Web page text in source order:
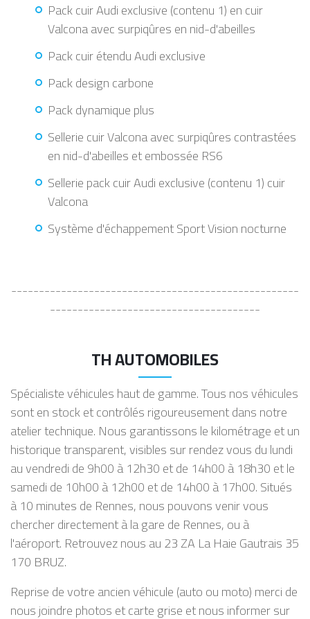
Pack cuir Audi exclusive (contenu 1) en cuir
Valcona avec surpiqûres en nid-d'abeilles
Pack cuir étendu Audi exclusive
Pack design carbone
Pack dynamique plus
Sellerie cuir Valcona avec surpiqûres contrastées
en nid-d'abeilles et embossée RS6
Sellerie pack cuir Audi exclusive (contenu 1) cuir
Valcona
Système d'échappement Sport Vision nocturne
----------------------------------------------------
--------------------------------------
TH AUTOMOBILES
Spécialiste véhicules haut de gamme. Tous nos véhicules
sont en stock et contrôlés rigoureusement dans notre
atelier technique. Nous garantissons le kilométrage et un
historique transparent, visibles sur rendez vous du lundi
au vendredi de 9h00 à 12h30 et de 14h00 à 18h30 et le
samedi de 10h00 à 12h00 et de 14h00 à 17h00. Situés
à 10 minutes de Rennes, nous pouvons venir vous
chercher directement à la gare de Rennes, ou à
l'aéroport. Retrouvez nous au 23 ZA La Haie Gautrais 35
170 BRUZ.
Reprise de votre ancien véhicule (auto ou moto) merci de
nous joindre photos et carte grise et nous informer sur